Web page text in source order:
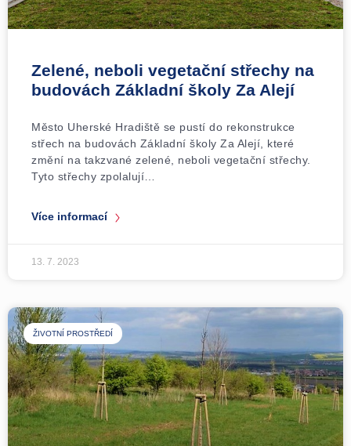
Zelené, neboli vegetační střechy na
budovách Základní školy Za Alejí
Město Uherské Hradiště se pustí do rekonstrukce
střech na budovách Základní školy Za Alejí, které
změní na takzvané zelené, neboli vegetační střechy.
Tyto střechy zpolalují…
Více informací
13. 7. 2023
ŽIVOTNÍ PROSTŘEDÍ